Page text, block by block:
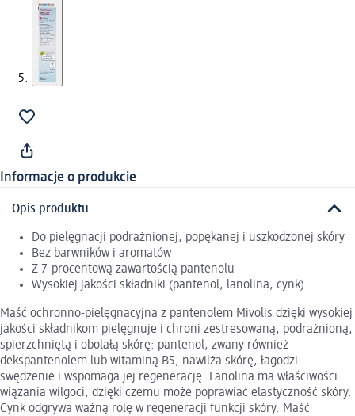
Informacje o produkcie
Opis produktu
Do pielęgnacji podrażnionej, popękanej i uszkodzonej skóry
Bez barwników i aromatów
Z 7-procentową zawartością pantenolu
Wysokiej jakości składniki (pantenol, lanolina, cynk)
Maść ochronno-pielęgnacyjna z pantenolem Mivolis dzięki wysokiej
jakości składnikom pielęgnuje i chroni zestresowaną, podrażnioną,
spierzchniętą i obolałą skórę: pantenol, zwany również
dekspantenolem lub witaminą B5, nawilża skórę, łagodzi
swędzenie i wspomaga jej regenerację. Lanolina ma właściwości
wiązania wilgoci, dzięki czemu może poprawiać elastyczność skóry.
Cynk odgrywa ważną rolę w regeneracji funkcji skóry. Maść